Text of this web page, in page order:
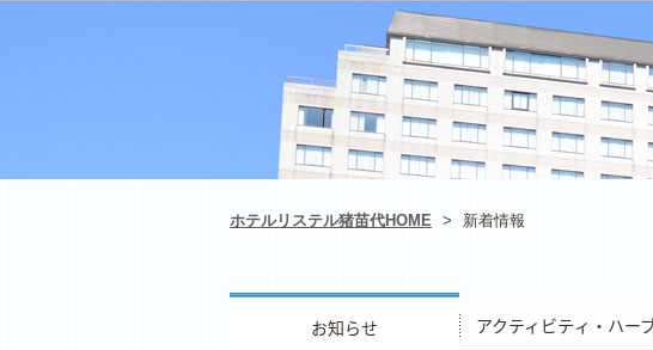
ホテルリステル猪苗代HOME > 新着情報